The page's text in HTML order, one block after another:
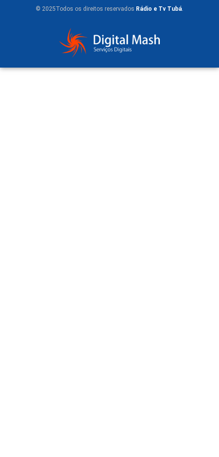
© 2025Todos os direitos reservados Rádio e Tv Tubá.